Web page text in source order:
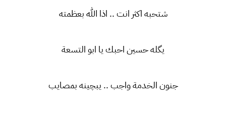
شتحبه اكثر انت .. اذا الله بعظمته
يگله حسين احبك يا ابو التسعة
جنون الخدمة واجب .. يبچينه بمصايب